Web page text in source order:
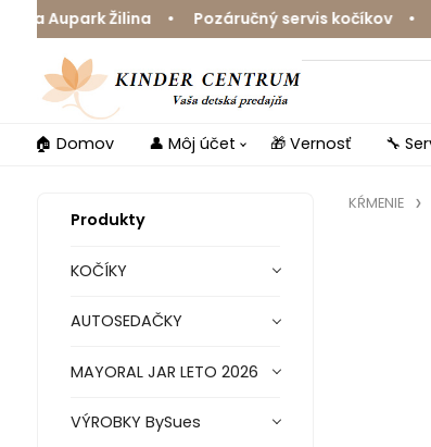
Aupark Žilina • Pozáručný servis kočíkov
🏠 Domov 👤 Môj účet 🎁 Vernosť 🔧
Produkty
KOČÍKY
AUTOSEDAČKY
MAYORAL JAR LETO 2026
VÝROBKY BySues
KŔMENIE